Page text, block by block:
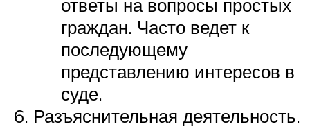
ответы на вопросы простых
граждан. Часто ведет к
последующему
представлению интересов в
суде.
Разъяснительная деятельность.